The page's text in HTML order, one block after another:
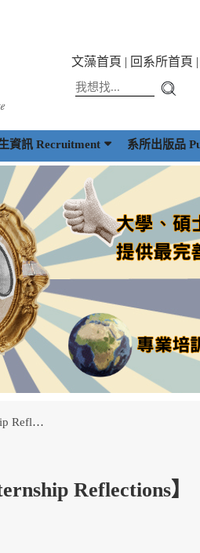
文藻首頁 回系所首頁
資訊 Recruitment 系所出版品
113-2實習護照認證【Internship Reflections】
Reflections】